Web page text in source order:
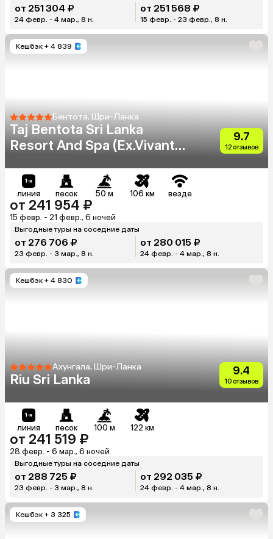
от 251 304 ₽
24 февр. - 4 мар., 8 н.
от 251 568 ₽
15 февр. - 23 февр., 8 н.
Кешбэк + 4 839
Бентота, Шри-Ланка
Taj Bentota Sri Lanka
Resort And Spa (Ex.Vivanta
9.7
12 отзывов
линия песок 50 м 106 км везде
от 241 954 ₽
15 февр. - 21 февр., 6 ночей
Выгодные туры на соседние даты
от 276 706 ₽
23 февр. - 3 мар., 8 н.
от 280 015 ₽
24 февр. - 4 мар., 8 н.
Кешбэк + 4 830
Ахунгала, Шри-Ланка
Riu Sri Lanka
9.4
10 отзывов
линия песок 100 м 122 км
от 241 519 ₽
28 февр. - 6 мар., 6 ночей
Выгодные туры на соседние даты
от 288 725 ₽
23 февр. - 3 мар., 8 н.
от 292 035 ₽
24 февр. - 4 мар., 8 н.
Кешбэк + 3 325